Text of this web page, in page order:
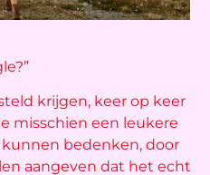
krijgen, keer op keer
misschien een leukere
bedenken, door
aangeven dat het echt